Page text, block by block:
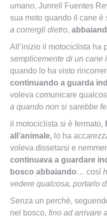
umano, Junrell Fuentes
sua moto quando il cane è
a corrergli dietro,
All’inizio il motociclista ha
semplicemente di un cane
quando lo ha visto
continuando a guarda
voleva comunicare
a quando non si sarebbe
il motociclista si è fermato,
all’animale, lo ha
voleva dissetarsi e
continuava a guardare
bosco abbaiando… così
vedere qualcosa, portarlo
Senza un perchè,
nel bosco, fino ad arrivare